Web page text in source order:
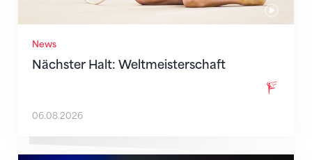
News
Nächster Halt: Weltmeisterschaft
06.08.2026